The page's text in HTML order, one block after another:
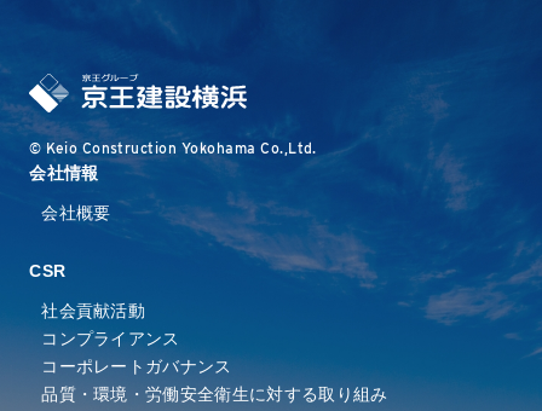
© Keio Construction Yokohama Co.,Ltd.
会社情報
会社概要
CSR
社会貢献活動
コンプライアンス
コーポレートガバナンス
品質・環境・労働安全衛⽣に対する取り組み